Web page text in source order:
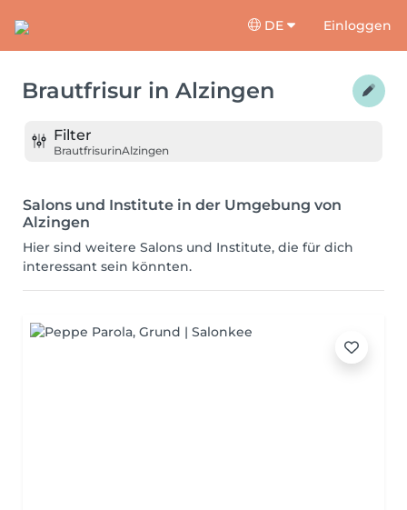
DE Einloggen
Brautfrisur in Alzingen
Filter
BrautfrisurinAlzingen
Salons und Institute in der Umgebung von
Alzingen
Hier sind weitere Salons und Institute, die für dich
interessant sein könnten.